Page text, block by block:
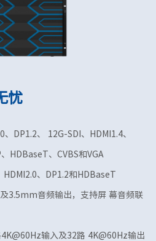
忧
DP1.2、 12G-SDI、HDMI1.4、
HDBaseT、CVBS和VGA
、DP1.2和HDBaseT
3.5mm音频输出，支持屏 幕音频联
输入及32路 4K@60Hz输出